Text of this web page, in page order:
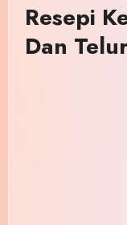
Resepi
Dan